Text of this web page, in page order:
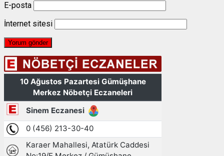
E-posta
İnternet sitesi